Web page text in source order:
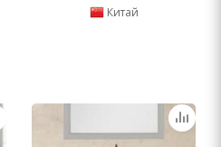
Китай